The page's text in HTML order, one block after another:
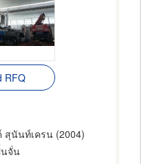
RFQ
นันท์เครน (2004)
จั่น